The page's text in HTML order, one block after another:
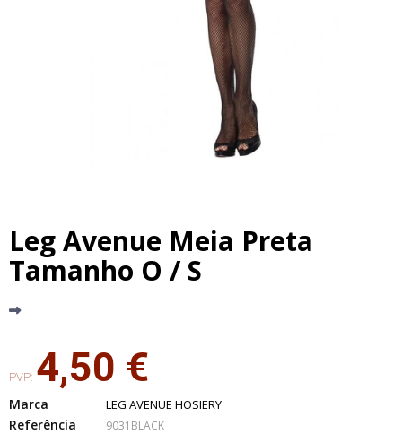
Leg Avenue Meia Preta
Tamanho O / S
PVP: 4,50 €
Marca LEG AVENUE HOSIERY
Referência 9031BLACK